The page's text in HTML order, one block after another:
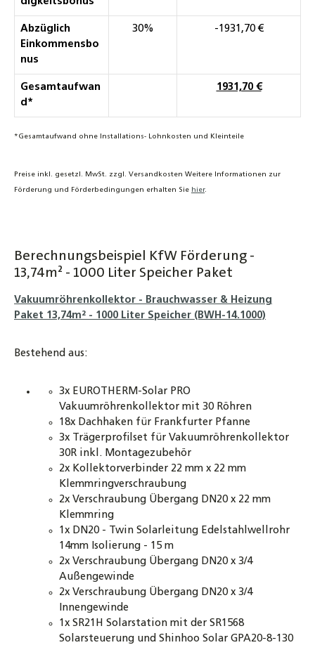
Abzüglich
Einkommensbo
nus
30% -1931,70 €
Gesamtaufwan
d*
1931,70 €
*Gesamtaufwand ohne Installations- Lohnkosten und Kleinteile
Preise inkl. gesetzl. MwSt. zzgl. Versandkosten Weitere Informationen zur
Förderung und Förderbedingungen erhalten Sie hier.
Berechnungsbeispiel KfW Förderung -
13,74m² - 1000 Liter Speicher Paket
Vakuumröhrenkollektor - Brauchwasser & Heizung
Paket 13,74m² - 1000 Liter Speicher (BWH-14.1000)
Bestehend aus:
3x EUROTHERM-Solar PRO
Vakuumröhrenkollektor mit 30 Röhren
18x Dachhaken für Frankfurter Pfanne
3x Trägerprofilset für Vakuumröhrenkollektor
30R inkl. Montagezubehör
2x Kollektorverbinder 22 mm x 22 mm
Klemmringverschraubung
2x Verschraubung Übergang DN20 x 22 mm
Klemmring
1x DN20 - Twin Solarleitung Edelstahlwellrohr
14mm Isolierung - 15 m
2x Verschraubung Übergang DN20 x 3/4
Außengewinde
2x Verschraubung Übergang DN20 x 3/4
Innengewinde
1x SR21H Solarstation mit der SR1568
Solarsteuerung und Shinhoo Solar GPA20-8-130